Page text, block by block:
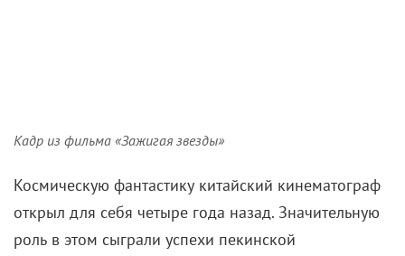
Кадр из фильма «Зажигая звезды»
Космическую фантастику китайский кинематограф
открыл для себя четыре года назад. Значительную
роль в этом сыграли успехи пекинской